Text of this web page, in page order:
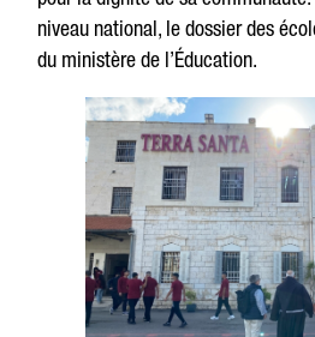
niveau national, le dossier des
du ministère de l’Éducation.